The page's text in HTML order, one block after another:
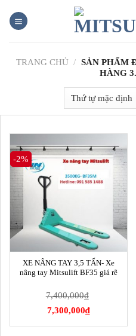
TRANG CHỦ / SẢN PHẨM
HÀNG
-2%
XE NÂNG TAY 3,5 TẤN- Xe
nâng tay Mitsulift BF35 giá rẽ
7,400,000₫
7,300,000₫